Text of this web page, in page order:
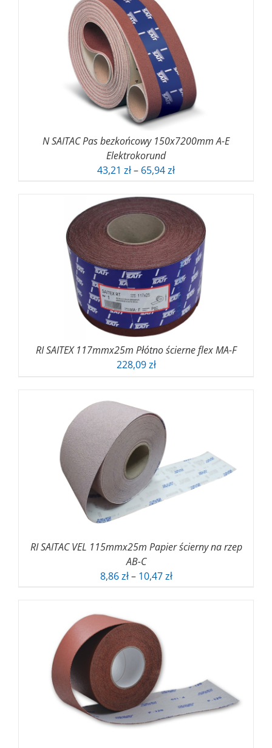
61,93 zł
N SAITAC Pas bezkońcowy 150x7200mm A-E
Elektrokorund
43,21 zł– 65,94złZakres
od
43,21 zł
do
65,94 zł
RI SAITEX 117mmx25m Płótno ścierne flex MA-F
228,09zł
RI SAITAC VEL 115mmx25m Papier ścierny na rzep
AB-C
8,86zł – 10,47złZakres